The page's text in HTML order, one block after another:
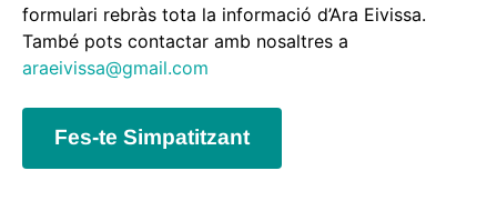
formulari rebràs tota la informació d’Ara Eivissa.
També pots contactar amb nosaltres a
araeivissa@gmail.com
Fes-te Simpatitzant